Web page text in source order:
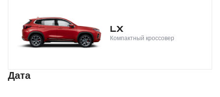
LX
Компактный кроссовер
Дата